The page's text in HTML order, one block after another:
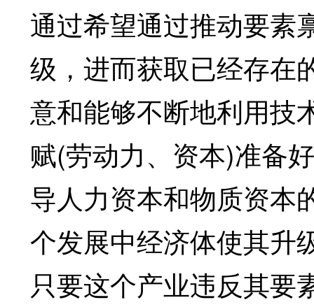
通过希望通过推动要素
级，进而获取已经存在
意和能够不断地利用技
赋(劳动力、资本)准备
导人力资本和物质资本
个发展中经济体使其升
只要这个产业违反其要